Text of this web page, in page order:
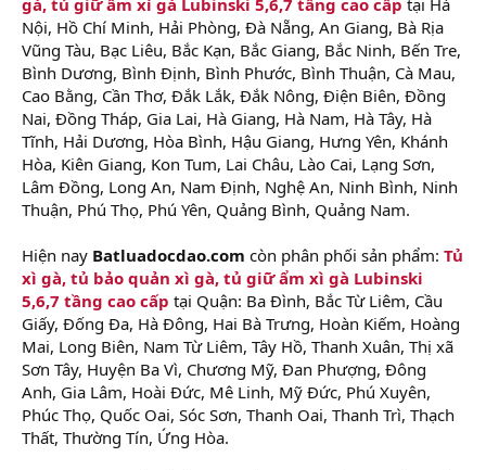
Nội, Hồ Chí Minh, Hải Phòng, Đà Nẵng, An Giang, Bà Rịa
Vũng Tàu, Bạc Liêu, Bắc Kạn, Bắc Giang, Bắc Ninh, Bến Tre,
Bình Dương, Bình Định, Bình Phước, Bình Thuận, Cà Mau,
Cao Bằng, Cần Thơ, Đắk Lắk, Đắk Nông, Điện Biên, Đồng
Nai, Đồng Tháp, Gia Lai, Hà Giang, Hà Nam, Hà Tây, Hà
Tĩnh, Hải Dương, Hòa Bình, Hậu Giang, Hưng Yên, Khánh
Hòa, Kiên Giang, Kon Tum, Lai Châu, Lào Cai, Lạng Sơn,
Lâm Đồng, Long An, Nam Định, Nghệ An, Ninh Bình, Ninh
Thuận, Phú Thọ, Phú Yên, Quảng Bình, Quảng Nam.
Hiện nay Batluadocdao.com còn phân phối sản phẩm: Tủ
xì gà, tủ bảo quản xì gà, tủ giữ ẩm xì gà Lubinski
5,6,7 tầng cao cấp tại Quận: Ba Đình, Bắc Từ Liêm, Cầu
Giấy, Đống Đa, Hà Đông, Hai Bà Trưng, Hoàn Kiếm, Hoàng
Mai, Long Biên, Nam Từ Liêm, Tây Hồ, Thanh Xuân, Thị xã
Sơn Tây, Huyện Ba Vì, Chương Mỹ, Đan Phượng, Đông
Anh, Gia Lâm, Hoài Đức, Mê Linh, Mỹ Đức, Phú Xuyên,
Phúc Thọ, Quốc Oai, Sóc Sơn, Thanh Oai, Thanh Trì, Thạch
Thất, Thường Tín, Ứng Hòa.